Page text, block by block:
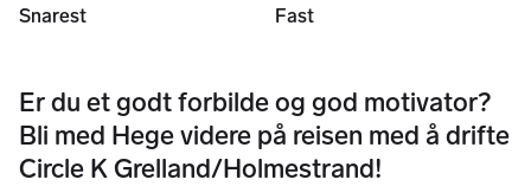
Snarest
Fast
Er du et godt forbilde og god motivator?
Bli med Hege videre på reisen med å drifte
Circle K Grelland/Holmestrand!